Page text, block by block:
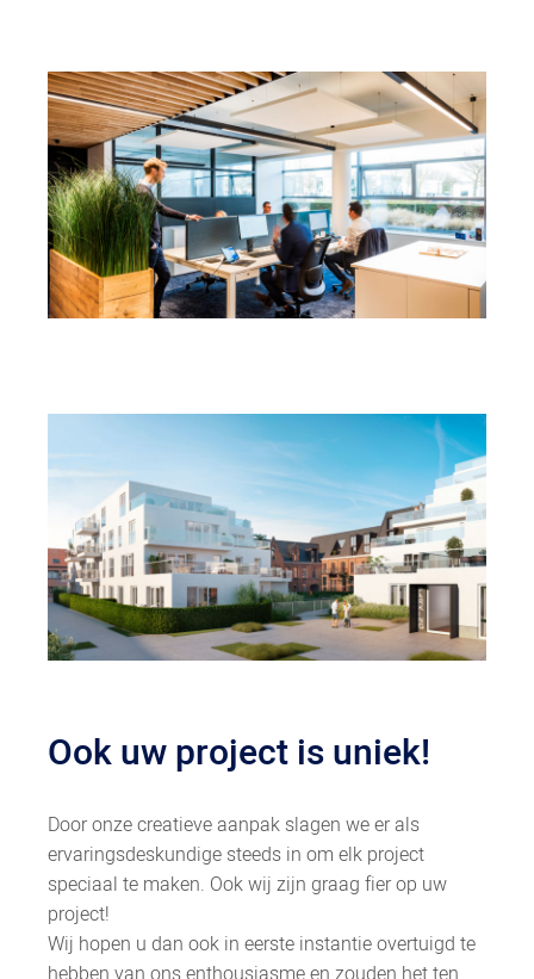
Ook uw project is uniek!
Door onze creatieve aanpak slagen we er als
ervaringsdeskundige steeds in om elk project
speciaal te maken. Ook wij zijn graag fier op uw
project!
Wij hopen u dan ook in eerste instantie overtuigd te